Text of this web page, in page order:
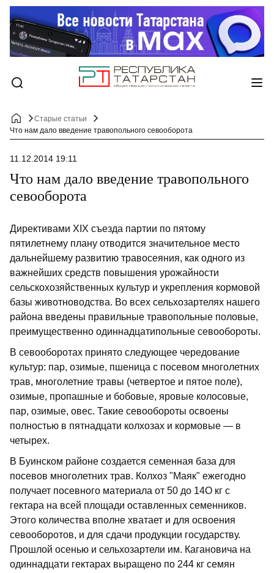
Старые статьи
Что нам дало введение травопольного севооборота
11.12.2014 19:11
Что нам дало введение травопольного
севооборота
Директивами XIX съезда партии по пятому
пятилетнему плану отводится значительное место
дальнейшему развитию травосеяния, как одного из
важнейших средств повышения урожайности
сельскохозяйственных культур и укрепления кормовой
базы животноводства. Во всех сельхозартелях нашего
района введены правильные травопольные половые,
преимущественно одиннадцатипольные севообороты.
В севооборотах принято следующее чередование
культур: пар, озимые, пшеница с посевом многолетних
трав, многолетние травы (четвертое и пятое поле),
озимые, пропашные и бобовые, яровые колосовые,
пар, озимые, овес. Такие севообороты освоены
полностью в пятнадцати колхозах и кормовые — в
четырех.
В Буинском районе создается семенная база для
посевов многолетних трав. Колхоз "Маяк" ежегодно
получает посевного материала от 50 до 14О кг с
гектара на всей площади оставленных семенников.
Этого количества вполне хватает и для освоения
севооборотов, и для сдачи продукции государству.
Прошлой осенью и сельхозартели им. Кагановича на
одиннадцати гектарах выращено по 244 кг семян